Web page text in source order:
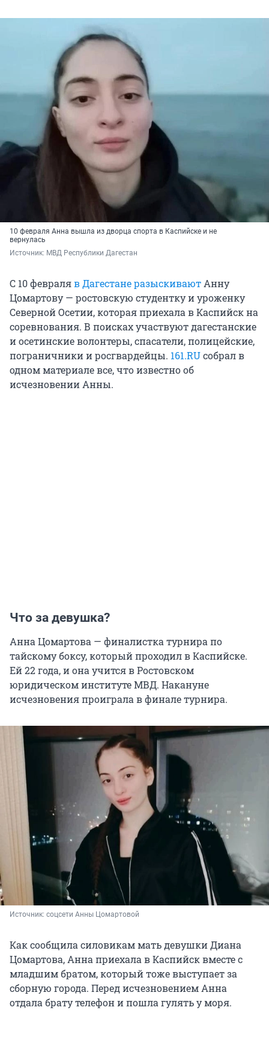
10 февраля Анна вышла из дворца спорта в Каспийске и не
вернулась
Источник: МВД Республики Дагестан
С 10 февраляв Дагестане разыскивают Анну
Цомартову — ростовскую студентку и уроженку
Северной Осетии, которая приехала в Каспийск на
соревнования. В поисках участвуют дагестанские
и осетинские волонтеры, спасатели, полицейские,
пограничники и росгвардейцы. 161.RUсобрал в
одном материале все, что известно об
исчезновении Анны.
Что за девушка?
Анна Цомартова — финалистка турнира по
тайскому боксу, который проходил в Каспийске.
Ей 22 года, и она учится в Ростовском
юридическом институте МВД. Накануне
исчезновения проиграла в финале турнира.
Источник: соцсети Анны Цомартовой
Как сообщила силовикам мать девушки Диана
Цомартова, Анна приехала в Каспийск вместе с
младшим братом, который тоже выступает за
сборную города. Перед исчезновением Анна
отдала брату телефон и пошла гулять у моря.